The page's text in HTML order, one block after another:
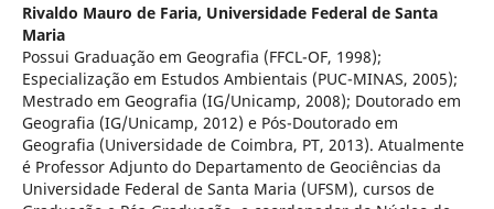
Rivaldo Mauro de Faria, Universidade Federal de Santa
Maria
Possui Graduação em Geografia (FFCL-OF, 1998);
Especialização em Estudos Ambientais (PUC-MINAS, 2005);
Mestrado em Geografia (IG/Unicamp, 2008); Doutorado em
Geografia (IG/Unicamp, 2012) e Pós-Doutorado em
Geografia (Universidade de Coimbra, PT, 2013). Atualmente
é Professor Adjunto do Departamento de Geociências da
Universidade Federal de Santa Maria (UFSM), cursos de